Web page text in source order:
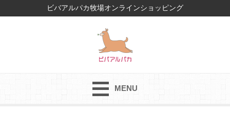
ビバアルパカ牧場オンラインショッピング
MENU